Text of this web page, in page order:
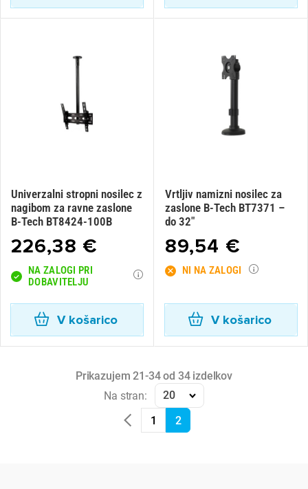
Univerzalni stropni nosilec z
nagibom za ravne zaslone
B-Tech BT8424-100B
226,38 €
NA ZALOGI PRI
DOBAVITELJU
V košarico
Vrtljiv namizni nosilec za
zaslone B-Tech BT7371 –
do 32"
89,54 €
NI NA ZALOGI
V košarico
Prikazujem 21-34 od 34 izdelkov
Na stran:
20
1
2